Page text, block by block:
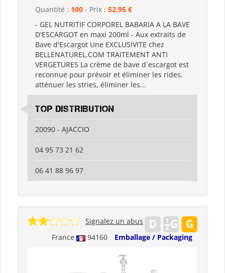
Quantité : 100 - Prix : 52,95 €
- GEL NUTRITIF CORPOREL BABARIA A LA BAVE
D'ESCARGOT en maxi 200ml - Aux extraits de
Bave d'Escargot Une EXCLUSIVITE chez
BELLENATUREL.COM TRAITEMENT ANTI
VERGETURES La crème de bave d´escargot est
reconnue pour prévoir et éliminer les rides,
atténuer les stries, éliminer les...
TOP DISTRIBUTION
20090 - AJACCIO
04 95 73 21 62
06 41 88 96 97
France 94160 Emballage / Packaging
Signalez un abus